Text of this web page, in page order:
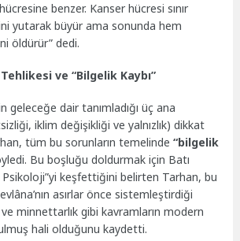
benzer. Kanser hücresi sınır
yutarak büyür ama sonunda hem
öldürür” dedi.
ve “Bilgelik Kaybı”
geleceğe dair tanımladığı üç ana
iklim değişikliği ve yalnızlık) dikkat
tüm bu sorunların temelinde“bilgelik
Bu boşluğu doldurmak için Batı
Psikoloji”yi keşfettiğini belirten Tarhan, bu
asırlar önce sistemleştirdiği
minnettarlık gibi kavramların modern
hali olduğunu kaydetti.